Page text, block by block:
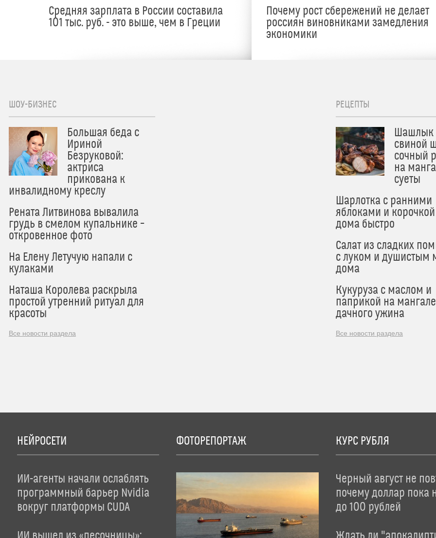
Средняя зарплата в России составила
101 тыс. руб. - это выше, чем в Греции
Почему рост сбережений не делает
россиян виновниками замедления
экономики
ШОУ-БИЗНЕС
Большая беда с
Ириной
Безруковой:
актриса
прикована к
инвалидному креслу
Рената Литвинова вывалила
грудь в смелом купальнике –
откровенное фото
На Елену Летучую напали с
кулаками
Наташа Королева раскрыла
простой утренний ритуал для
красоты
Все новости раздела
РЕЦЕПТЫ
Шашлык
свиной
сочный
на
суеты
Шарлотка с ранними
яблоками и
дома быстро
Салат из сладких
с луком и душистым
дома
Кукуруза с маслом и
паприкой на
дачного ужина
Все новости раздела
НЕЙРОСЕТИ
ИИ-агенты начали ослаблять
программный барьер Nvidia
вокруг платформы CUDA
ФОТОРЕПОРТАЖ КУРС РУБЛЯ
Черный август не
почему доллар пока
до 100 рублей